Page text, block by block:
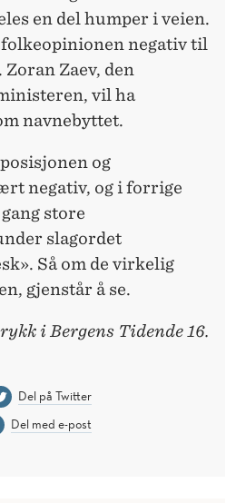
en del humper i veien.
folkeopinionen negativ til
Zaev, den
vil ha
navnebyttet.
og
negativ, og i forrige
store
slagordet
Så om de virkelig
gjenstår å se.
i Bergens Tidende 16.
Del på Twitter
Del med e-post